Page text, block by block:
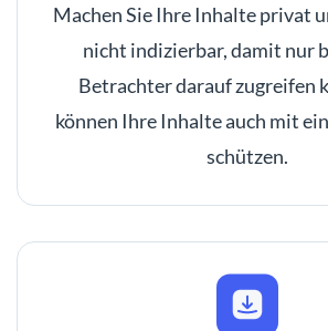
Machen Sie Ihre Inhalte privat
nicht indizierbar, damit nur
Betrachter darauf zugreifen
können Ihre Inhalte auch mit
schützen.